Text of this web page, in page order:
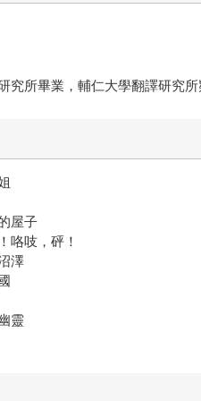
究所畢業，輔仁大學翻譯研究所
屋子
咯吱，砰！
澤
靈